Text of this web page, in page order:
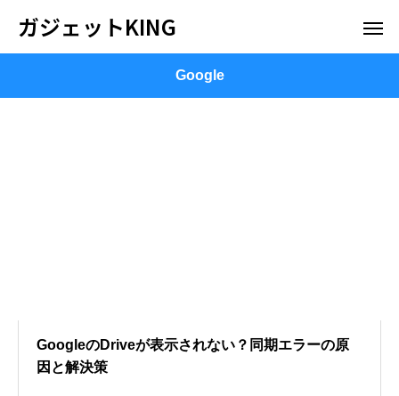
ガジェットKING
Google
GoogleのDriveが表示されない？同期エラーの原
因と解決策